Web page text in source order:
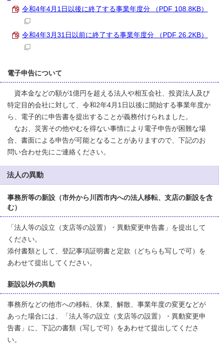
令和4年4月1日以後に終了する事業年度分 （PDF 108.8KB）
令和4年3月31日以前に終了する事業年度分 （PDF 26.2KB）
電子申告について
資本金などの額が1億円を超える法人や相互会社、投資法人及び
特定目的会社に対して、令和2年4月1日以後に開始する事業年度か
ら、電子的に申告書を提出することが義務付けられました。
なお、災害その他やむを得ない事情により電子申告が困難な場
合、書面による申告が可能となることがありますので、下記のお
問い合わせ先にご連絡ください。
法人の異動
事務所等の新設（市外から川西市内への法人移転、支店の新設を含
む）
「法人等の設立（支店等の設置）・異動変更申告書」を提出して
ください。
添付書類として、登記事項証明書と定款（どちらも写しで可）を
あわせて提出してください。
新設以外の異動
事務所などの他市への移転、休業、解散、事業年度の変更などが
あった場合には、「法人等の設立（支店等の設置）・異動変更申
告書」に、下記の書類（写しで可）をあわせて提出してくださ
い。